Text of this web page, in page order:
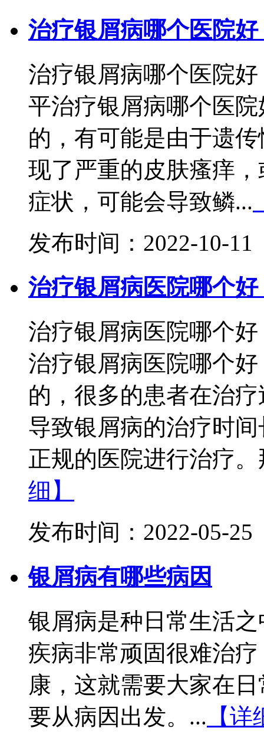
治疗银屑病哪个医院
治疗银屑病哪个医院
平治疗银屑病哪个医
的，有可能是由于遗
现了严重的皮肤瘙痒
症状，可能会导致鳞...
发布时间：2022-10-11
治疗银屑病医院哪个
治疗银屑病医院哪个
治疗银屑病医院哪个
的，很多的患者在治
导致银屑病的治疗时
正规的医院进行治疗
细】
发布时间：2022-05-25
银屑病有哪些病因
银屑病是种日常生活
疾病非常顽固很难治
康，这就需要大家在
要从病因出发。... 【